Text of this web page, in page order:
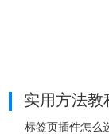
实用方法教
标签页插件怎么